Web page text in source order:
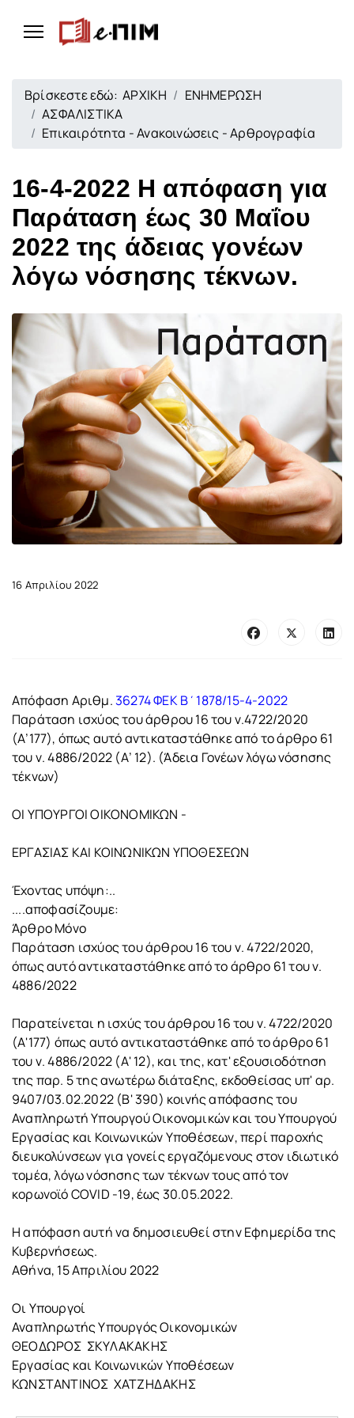
Βρίσκεστε εδώ:ΑΡΧΙΚΗ
ΕΝΗΜΕΡΩΣΗ
ΑΣΦΑΛΙΣΤΙΚΑ
Επικαιρότητα - Ανακοινώσεις - Αρθρογραφία
16-4-2022 Η απόφαση για
Παράταση έως 30 Μαΐου
2022 της άδειας γονέων
λόγω νόσησης τέκνων.
16 Απριλίου 2022
Απόφαση Αριθμ.36274 ΦΕΚ Β΄1878/15-4-2022
Παράταση ισχύος του άρθρου 16 του ν.4722/2020
(Α’177), όπως αυτό αντικαταστάθηκε από το άρθρο 61
του ν. 4886/2022 (Α’ 12). (Άδεια Γονέων λόγω νόσησης
τέκνων)
ΟΙ ΥΠΟΥΡΓΟΙ ΟΙΚΟΝΟΜΙΚΩΝ -
ΕΡΓΑΣΙΑΣ ΚΑΙ ΚΟΙΝΩΝΙΚΩΝ ΥΠΟΘΕΣΕΩΝ
Έχοντας υπόψη:..
....αποφασίζουμε:
Άρθρο Μόνο
Παράταση ισχύος του άρθρου 16 του ν. 4722/2020,
όπως αυτό αντικαταστάθηκε από το άρθρο 61 του ν.
4886/2022
Παρατείνεται η ισχύς του άρθρου 16 του ν. 4722/2020
(Α'177) όπως αυτό αντικαταστάθηκε από το άρθρο 61
του ν. 4886/2022 (Α' 12), και της, κατ' εξουσιοδότηση
της παρ. 5 της ανωτέρω διάταξης, εκδοθείσας υπ' αρ.
9407/03.02.2022 (Β' 390) κοινής απόφασης του
Αναπληρωτή Υπουργού Οικονομικών και του Υπουργού
Εργασίας και Κοινωνικών Υποθέσεων, περί παροχής
διευκολύνσεων για γονείς εργαζόμενους στον ιδιωτικό
τομέα, λόγω νόσησης των τέκνων τους από τον
κορωνοϊό COVID -19, έως 30.05.2022.
Η απόφαση αυτή να δημοσιευθεί στην Εφημερίδα της
Κυβερνήσεως.
Αθήνα, 15 Απριλίου 2022
Οι Υπουργοί
Αναπληρωτής Υπουργός Οικονομικών
ΘΕΟΔΩΡΟΣ ΣΚΥΛΑΚΑΚΗΣ
Εργασίας και Κοινωνικών Υποθέσεων
ΚΩΝΣΤΑΝΤΙΝΟΣ ΧΑΤΖΗΔΑΚΗΣ